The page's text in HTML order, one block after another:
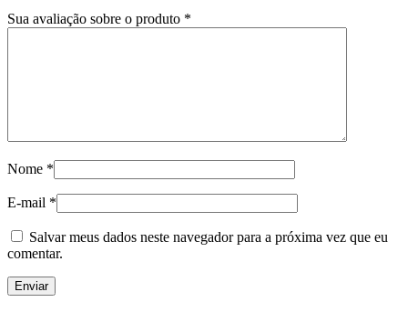
Sua avaliação sobre o produto *
Nome *
E-mail *
Salvar meus dados neste navegador para a próxima vez que eu
comentar.